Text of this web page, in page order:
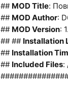
## MOD Title:
## MOD Author:
## MOD Version:
## ## Installation
## Installation
## Included Files: